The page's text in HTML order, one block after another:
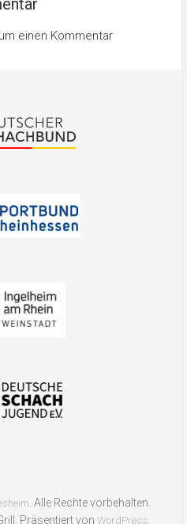
einen Kommentar
. Alle Rechte vorbehalten.
Präsentiert vonWordPress.